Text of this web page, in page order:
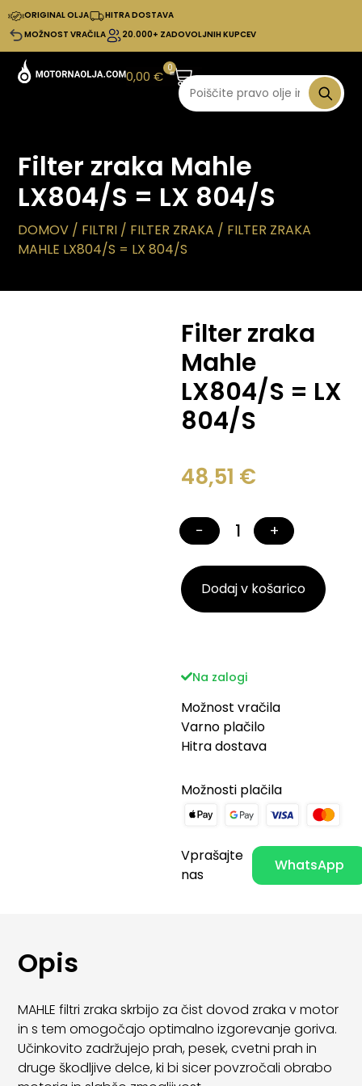
ORIGINAL OLJA
HITRA DOSTAVA
MOŽNOST VRAČILA
20.000+ ZADOVOLJNIH KUPCEV
0,00€
0
Filter zraka Mahle
LX804/S = LX 804/S
DOMOV / FILTRI / FILTER ZRAKA / FILTER ZRAKA
MAHLE LX804/S = LX 804/S
Filter zraka
Mahle
LX804/S = LX
804/S
48,51 €
− +
Dodaj v košarico
Na zalogi
Možnost vračila
Varno plačilo
Hitra dostava
Možnosti plačila
Vprašajte
nas
WhatsApp
Opis
MAHLE filtri zraka skrbijo za čist dovod zraka v motor
in s tem omogočajo optimalno izgorevanje goriva.
Učinkovito zadržujejo prah, pesek, cvetni prah in
druge škodljive delce, ki bi sicer povzročali obrabo